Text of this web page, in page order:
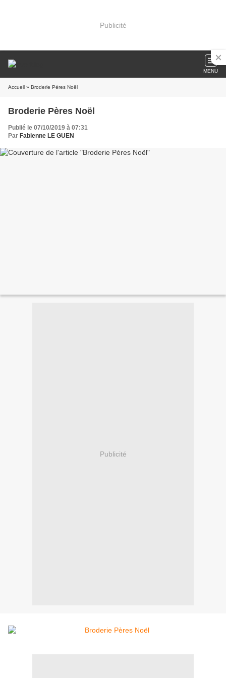
Publicité
MENU
Accueil » Broderie Pères Noël
Broderie Pères Noël
Publié le 07/10/2019 à 07:31
Par Fabienne LE GUEN
Publicité